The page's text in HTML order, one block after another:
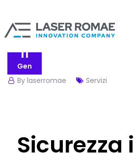
11
Gen
By laserromae
Servizi
Sicurezza